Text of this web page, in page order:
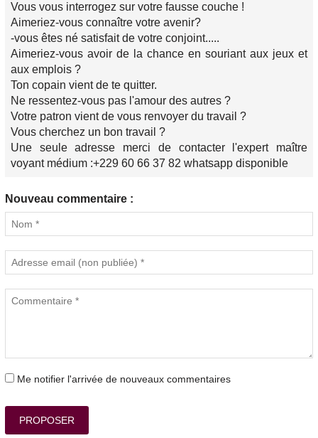
Vous vous interrogez sur votre fausse couche !
Aimeriez-vous connaître votre avenir?
-vous êtes né satisfait de votre conjoint.....
Aimeriez-vous avoir de la chance en souriant aux jeux et
aux emplois ?
Ton copain vient de te quitter.
Ne ressentez-vous pas l'amour des autres ?
Votre patron vient de vous renvoyer du travail ?
Vous cherchez un bon travail ?
Une seule adresse merci de contacter l'expert maître
voyant médium :+229 60 66 37 82 whatsapp disponible
Nouveau commentaire :
Me notifier l'arrivée de nouveaux commentaires
PROPOSER